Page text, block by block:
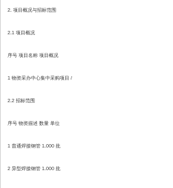
2. 项目概况与招标范围
2.1 项目概况
序号 项目名称 项目概况
1 物资采办中心集中采购项目 /
2.2 招标范围
序号 物资描述 数量 单位
1 普通焊接钢管 1.000 批
2 异型焊接钢管 1.000 批